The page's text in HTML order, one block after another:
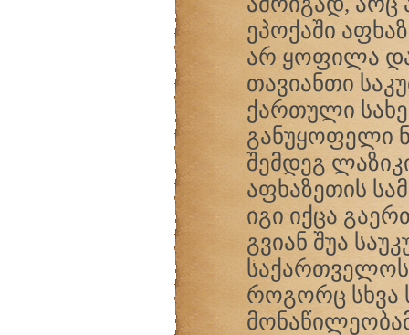
ეპოქაში
არ ყოფილა
თავიანთი
ქართული
განუყოფელი
შემდეგ
აფხაზეთის
იგი იქცა
გვიან შუა
როგორც სხვა